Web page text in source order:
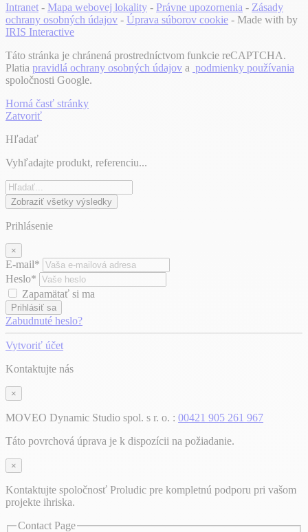
Intranet - Mapa webovej lokality - Právne upozornenia - Zásady
ochrany osobných údajov - Úprava súborov cookie - Made with by
IRIS Interactive
Táto stránka je chránená prostredníctvom funkcie reCAPTCHA.
Platia pravidlá ochrany osobných údajov a podmienky používania
spoločnosti Google.
Horná časť stránky
Zatvoriť
Hľadať
Vyhľadajte produkt, referenciu...
Zobraziť všetky výsledky
Prihlásenie
×
E-mail*
Heslo*
Zapamätať si ma
Prihlásiť sa
Zabudnuté heslo?
Vytvoriť účet
Kontaktujte nás
×
MOVEO Dynamic Studio spol. s r. o. : 00421 905 261 967
Táto povrchová úprava je k dispozícii na požiadanie.
×
Kontaktujte spoločnosť Proludic pre kompletnú podporu pri vašom
projekte ihriska.
Contact Page